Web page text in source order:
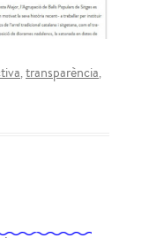
,transparència,